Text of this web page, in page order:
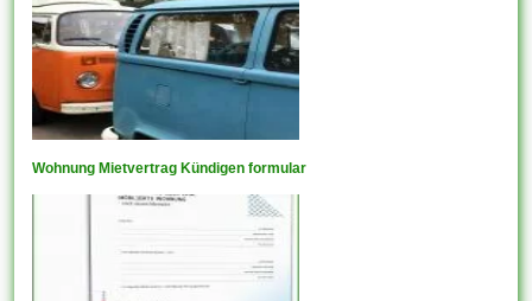
Wohnung Mietvertrag Kündigen formular